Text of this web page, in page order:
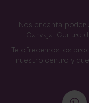
Nos encanta
Carvajal Centro
Te ofrecemos los
nuestro centro y